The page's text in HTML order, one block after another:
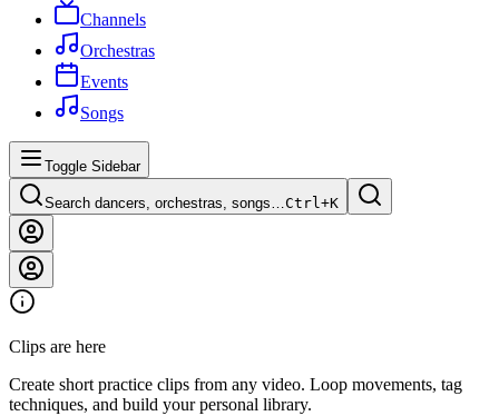
Channels
Orchestras
Events
Songs
Toggle Sidebar
Search dancers, orchestras, songs…Ctrl+K
Clips are here
Create short practice clips from any video. Loop movements, tag
techniques, and build your personal library.